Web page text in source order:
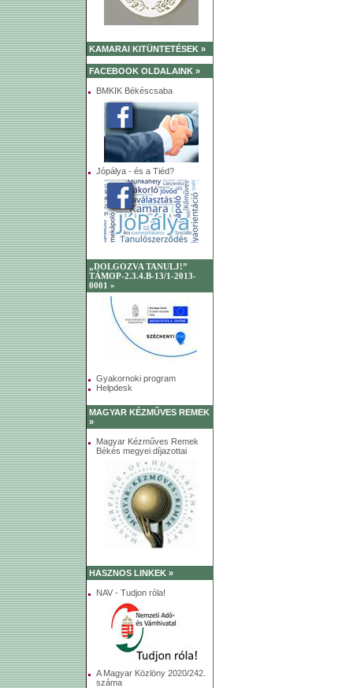
KAMARAI KITÜNTETÉSEK »
FACEBOOK OLDALAINK »
BMKIK Békéscsaba
Jópálya - és a Tiéd?
„DOLGOZVA TANULJ!”
TÁMOP-2.3.4.B-13/1-2013-
0001 »
Gyakornoki program
Helpdesk
MAGYAR KÉZMŰVES REMEK
»
Magyar Kézműves Remek
Békés megyei díjazottai
HASZNOS LINKEK »
NAV - Tudjon róla!
A Magyar Közlöny 2020/242.
száma